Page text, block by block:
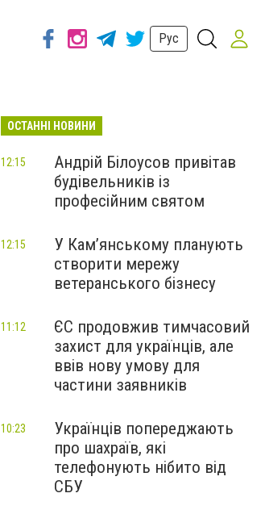
Рус
ОСТАННІ НОВИНИ
Андрій Білоусов привітав
будівельників із
професійним святом
12:15
У Кам’янському планують
створити мережу
ветеранського бізнесу
12:15
ЄС продовжив тимчасовий
захист для українців, але
ввів нову умову для
частини заявників
11:12
Українців попереджають
про шахраїв, які
телефонують нібито від
СБУ
10:23